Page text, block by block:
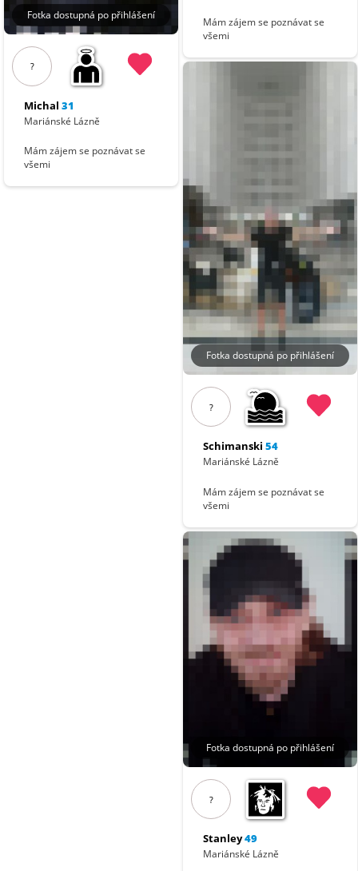
Fotka dostupná po přihlášení
?
Michal 31
Mariánské Lázně
Mám zájem se poznávat se
všemi
Mám zájem se poznávat se
všemi
Fotka dostupná po přihlášení
?
Schimanski 54
Mariánské Lázně
Mám zájem se poznávat se
všemi
Fotka dostupná po přihlášení
?
Stanley49
Mariánské Lázně